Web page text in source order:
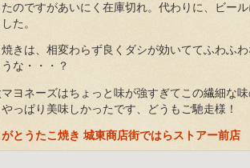
たのですがあいにく在庫切れ。代わりに、ビー
た。
焼きは、相変わらず良くダシが効いててふわふ
な・・・？
マヨネーズはちょっと味が強すぎてこの繊細な
っぱり美味しかったです、どうもご馳走様！
とうたこ焼き 城東商店街ではらストアー前店